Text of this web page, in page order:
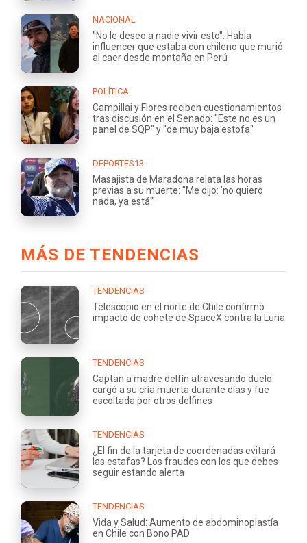
NACIONAL
"No le deseo a nadie vivir esto": Habla
influencer que estaba con chileno que murió
al caer desde montaña en Perú
POLÍTICA
Campillai y Flores reciben cuestionamientos
tras discusión en el Senado: "Este no es un
panel de SQP" y "de muy baja estofa"
DEPORTES13
Masajista de Maradona relata las horas
previas a su muerte: "Me dijo: 'no quiero
nada, ya está'"
MÁS DE TENDENCIAS
TENDENCIAS
Telescopio en el norte de Chile confirmó
impacto de cohete de SpaceX contra la Luna
TENDENCIAS
Captan a madre delfín atravesando duelo:
cargó a su cría muerta durante días y fue
escoltada por otros delfines
TENDENCIAS
¿El fin de la tarjeta de coordenadas evitará
las estafas? Los fraudes con los que debes
seguir estando alerta
TENDENCIAS
Vida y Salud: Aumento de abdominoplastía
en Chile con Bono PAD